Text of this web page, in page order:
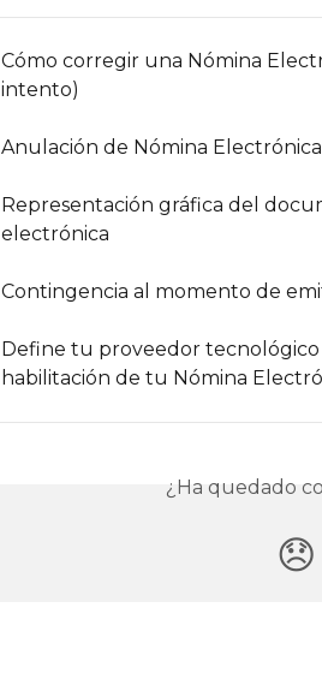
Cómo corregir una Nómina
intento)
Anulación de Nómina
Representación gráfica del
electrónica
Contingencia al momento de
Define tu proveedor tecnológico
habilitación de tu Nómina
¿Ha quedado
😞